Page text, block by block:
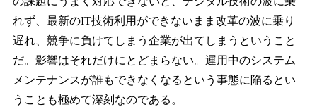
れず、最新のIT技術利用ができないまま改革の波に乗り
遅れ、競争に負けてしまう企業が出てしまうということ
だ。影響はそれだけにとどまらない。運用中のシステム
メンテナンスが誰もできなくなるという事態に陥るとい
うことも極めて深刻なのである。